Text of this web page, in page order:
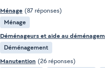
Ménage (87 réponses)
Ménage
Déménageurs et aide au
Déménagement
Manutention (26 réponses)